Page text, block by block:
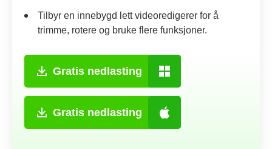
Tilbyr en innebygd lett videoredigerer for å
trimme, rotere og bruke flere funksjoner.
Gratis nedlasting
Gratis nedlasting